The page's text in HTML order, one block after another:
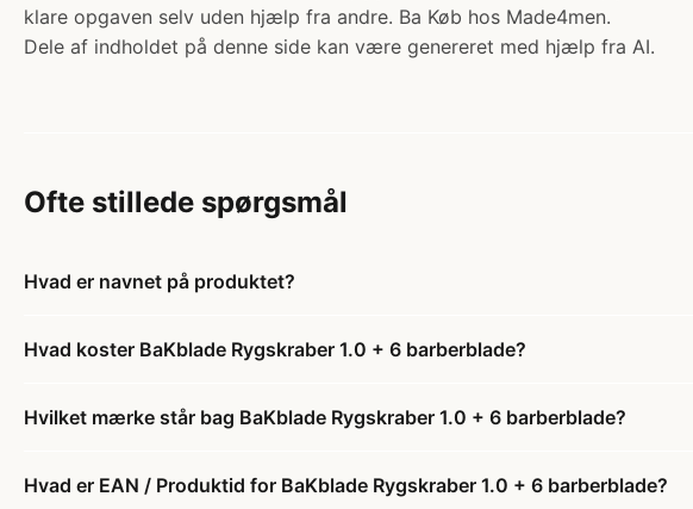
klare opgaven selv uden hjælp fra andre. Ba Køb hos Made4men.
Dele af indholdet på denne side kan være genereret med hjælp fra AI.
Ofte stillede spørgsmål
Hvad er navnet på produktet?
Hvad koster BaKblade Rygskraber 1.0 + 6 barberblade?
Hvilket mærke står bag BaKblade Rygskraber 1.0 + 6 barberblade?
Hvad er EAN / Produktid for BaKblade Rygskraber 1.0 + 6 barberblade?